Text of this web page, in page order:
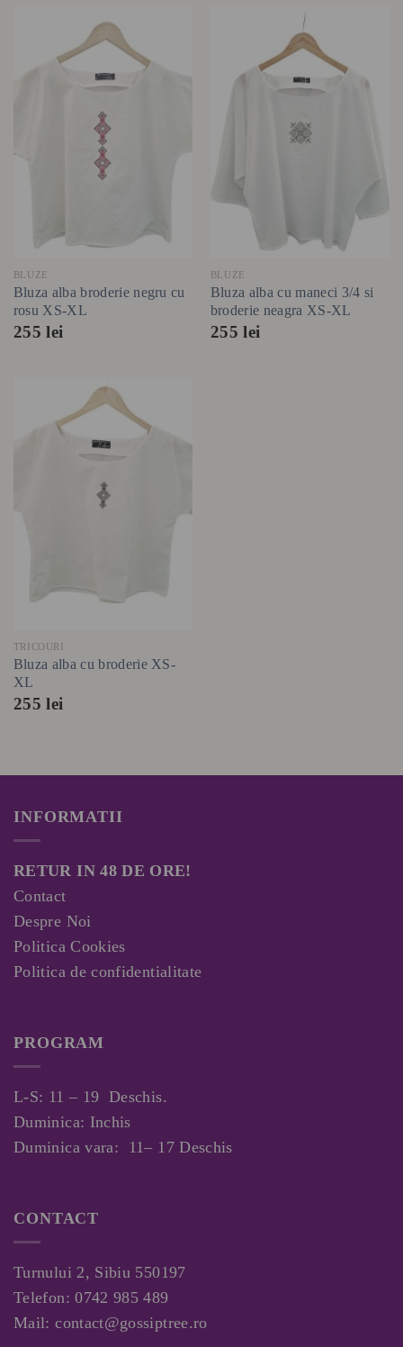
BLUZE
Bluza alba broderie negru cu
rosu XS-XL
255lei
BLUZE
Bluza alba cu maneci 3/4 si
broderie neagra XS-XL
255lei
TRICOURI
Bluza alba cu broderie XS-
XL
255lei
INFORMATII
RETUR IN 48 DE ORE!
Contact
Despre Noi
Politica Cookies
Politica de confidentialitate
PROGRAM
L-S: 11 – 19 Deschis.
Duminica: Inchis
Duminica vara: 11– 17 Deschis
CONTACT
Turnului 2, Sibiu 550197
Telefon:0742 985 489
Mail:contact@gossiptree.ro